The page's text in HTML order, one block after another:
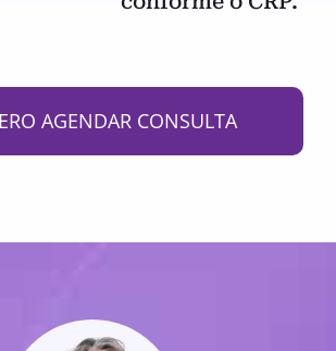
AGENDAR CONSULTA